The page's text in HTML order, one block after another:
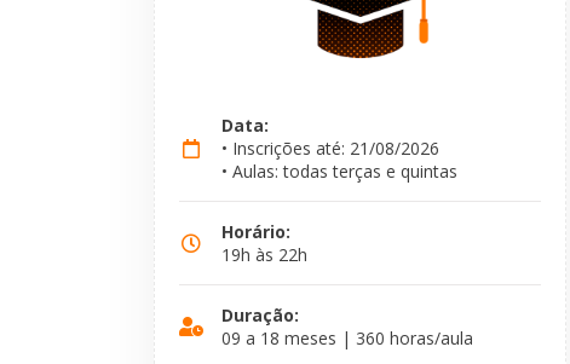
Data:
• Inscrições até: 21/08/2026
• Aulas: todas terças e quintas
Horário:
19h às 22h
Duração:
09 a 18 meses | 360 horas/aula